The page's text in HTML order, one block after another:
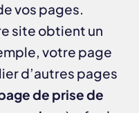
vos pages.
site obtient un
votre page
d’autres pages
de prise de